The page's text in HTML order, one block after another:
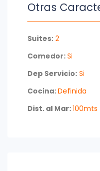
Otras
Suites: 2
Comedor:Si
Dep Servicio: Si
Cocina:Definida
Dist. al Mar:100mts